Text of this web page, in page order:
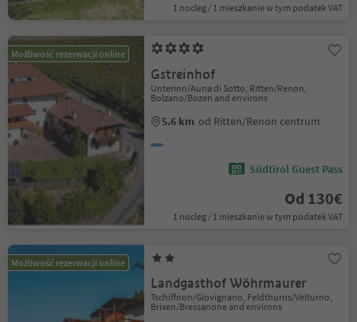
1 nocleg / 1 mieszkanie w tym podatek VAT
Możliwość rezerwacji online
Gstreinhof
Unterinn/Auna di Sotto, Ritten/Renon,
Bolzano/Bozen and environs
5.6 km od Ritten/Renon centrum
Südtirol Guest Pass
Od 130€
1 nocleg / 1 mieszkanie w tym podatek VAT
Możliwość rezerwacji online
Landgasthof Wöhrmaurer
Tschiffnon/Giovignano, Feldthurns/Velturno,
Brixen/Bressanone and environs